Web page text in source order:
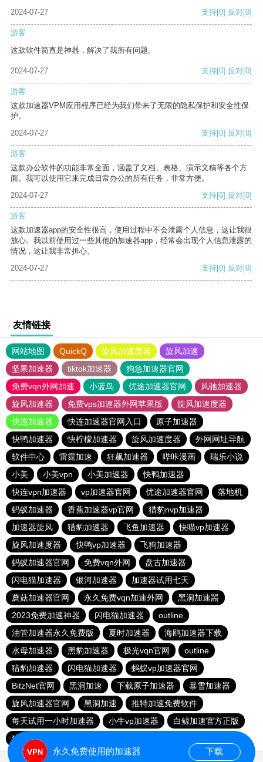
2024-07-27 支持[0] 反对[0]
游客
这款软件简直是神器，解决了我所有问题。
2024-07-27 支持[0] 反对[0]
游客
这款加速器VPM应用程序已经为我们带来了无限的隐私保护和安全性保
护。
2024-07-27
支持[0] 反对[0]
游客
这款办公软件的功能非常全面，涵盖了文档、表格、演示文稿等各个方
面。我可以使用它来完成日常办公的所有任务，非常方便。
2024-07-27
支持[0] 反对[0]
游客
这款加速器app的安全性很高，使用过程中不会泄露个人信息，这让我很
放心。我以前使用过一些其他的加速器app，经常会出现个人信息泄露的
情况，这让我非常担心。
2024-07-27
支持[0] 反对[0]
友情链接
网站地图 QuickQ 旋风加速度器
旋风加速
坚果加速器
tiktok加速器
狗急加速器官网
免费vqn外网加速
小蓝鸟 优途加速器官网
风驰加速器
旋风加速器
免费vps加速器外网苹果版
旋风加速度器
快连加速器
快连加速器官网入口
原子加速器
快鸭加速器
快柠檬加速器 旋风加速度器
外网网址导航
软件中心
雷霆加速 狂飙加速器 哔咔漫画
瑞乐小说
小美
小美vpn 小美加速器
快鸭加速器
快连vρn加速器
vp加速器官网 优途加速器官网
落地机
蚂蚁加速器
香蕉加速器vp官网
猎豹nvp加速器
加速器旋风
猎豹加速器 飞鱼加速器
快喵vp加速器
旋风加速度器
快鸭vp加速器
飞狗加速器
蚂蚁加速器官网
免费vqn外网
盘古加速器
闪电猫加速器
银河加速器
加速器试用七天
蘑菇加速器官网
永久免费vqn加速外网
黑洞加速噐
2023免费加速神器
闪电猫加速器
outline
油管加速器永久免费版
夏时加速器
海鸥加速器下载
水母加速器
黑豹加速器 极光vqn官网
outline
猎豹加速器
闪电猫加速器
蚂蚁vp加速器官网
BitzNet官网
黑洞加速 下载原子加速器
暴雪加速器
旋风加速器官网
黑洞加速
推特加速免费软件
每天试用一小时加速器
小牛vp加速器
白鲸加速官方正版
猎豹加速器
永久免费使用的加速器 下载